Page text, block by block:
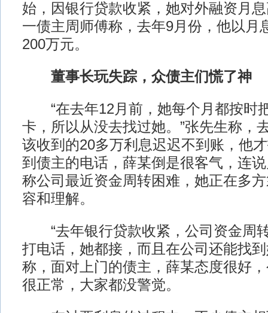
始，因银行贷款收紧，她对外融资月
一债主周师傅称，去年9月份，他以月
200万元。
董事长玩失踪，众债主们慌了神
“在去年12月前，她每个月都按时
卡，所以从没去找过她。”张先生称，
该收到的20多万利息迟迟不到账，他
到债主的电话，薛某倒是很客气，连
称公司最近资金周转困难，她正在多
容和理解。
“去年银行贷款收紧，公司资金周
打电话，她都接，而且在公司还能找
称，面对上门的债主，薛某态度很好
很正常，大家都没警觉。